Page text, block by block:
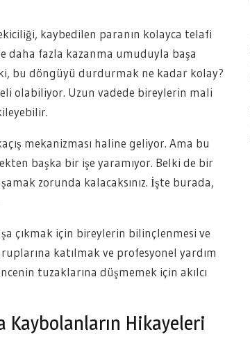
kaybedilen paranın kolayca telafi
daha fazla kazanma umuduyla başa
bu döngüyü durdurmak ne kadar kolay?
olabiliyor. Uzun vadede bireylerin mali
mekanizması haline geliyor. Ama bu
başka bir işe yaramıyor. Belki de bir
zorunda kalacaksınız. İşte burada,
çıkmak için bireylerin bilinçlenmesi ve
katılmak ve profesyonel yardım
tuzaklarına düşmemek için akılcı
Kaybolanların Hikayeleri